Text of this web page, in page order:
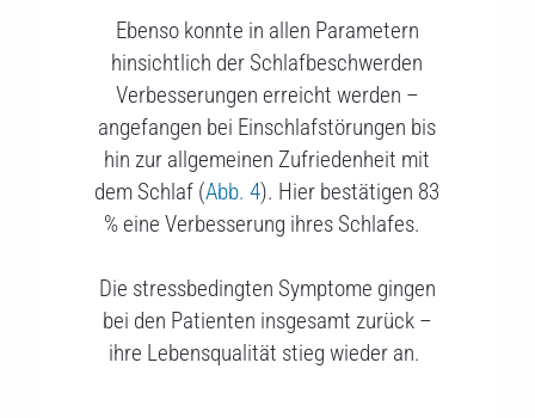
Ebenso konnte in allen Parametern
hinsichtlich der Schlafbeschwerden
Verbesserungen erreicht werden –
angefangen bei Einschlafstörungen bis
hin zur allgemeinen Zufriedenheit mit
dem Schlaf (Abb. 4). Hier bestätigen 83
% eine Verbesserung ihres Schlafes.
Die stressbedingten Symptome gingen
bei den Patienten insgesamt zurück –
ihre Lebensqualität stieg wieder an.